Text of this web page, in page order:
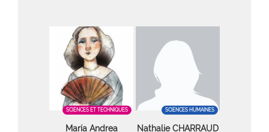
SCIENCES ET TECHNIQUES
María Andrea
SCIENCES HUMAINES
Nathalie CHARRAUD